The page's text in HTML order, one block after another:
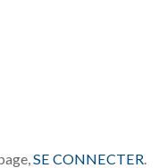
SE CONNECTER